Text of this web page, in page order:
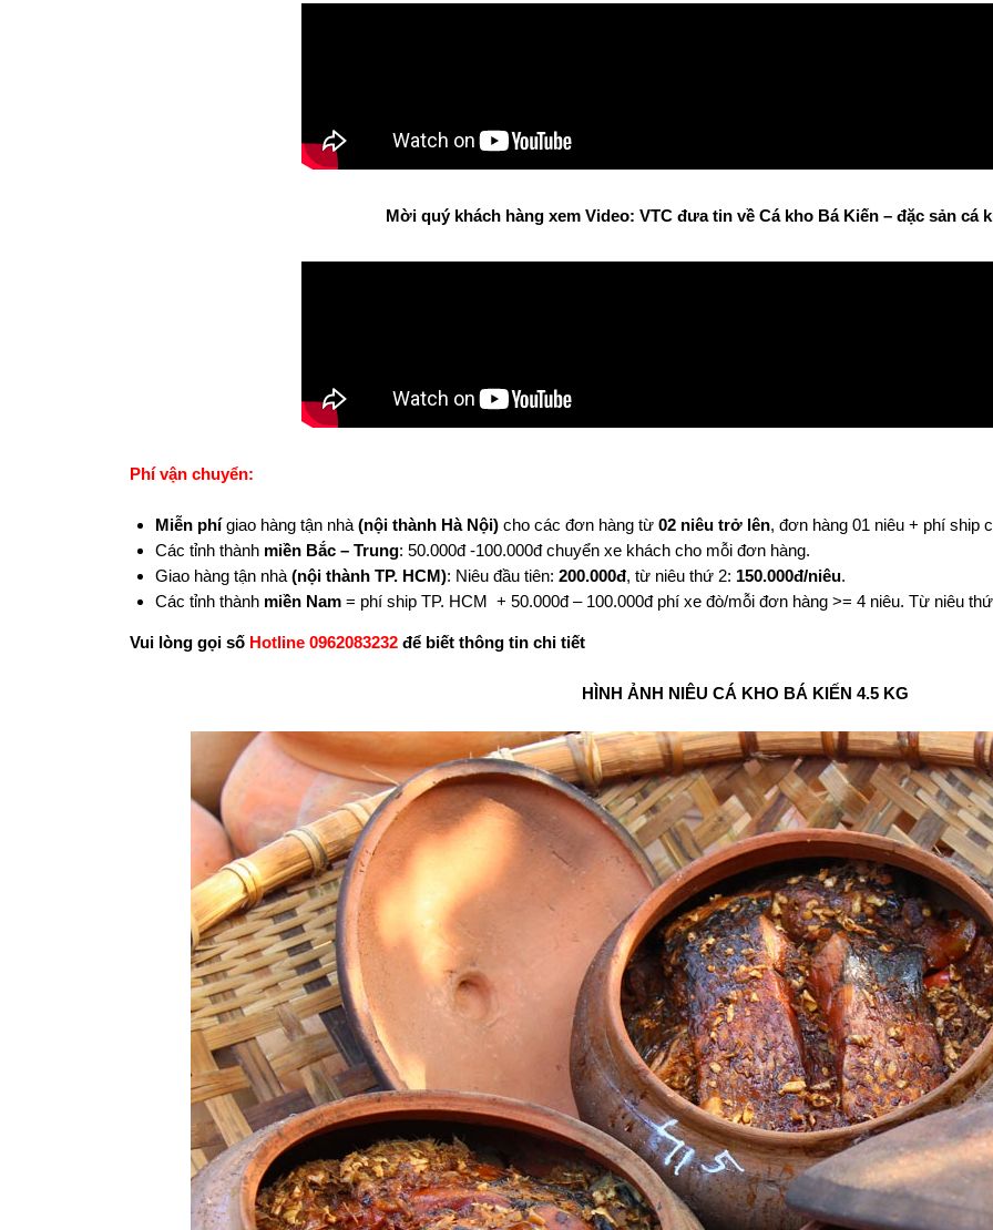
Mời quý khách hàng xem Video: VTC đưa tin về Cá kho Bá Kiến – đặc sản cá
Phí vận chuyển:
Miễn phígiao hàng tận nhà (nội thành Hà Nội) cho các đơn hàng từ 02 niêu trở lên, đơn hàng 01 niêu + phí ship
Các tỉnh thành miền Bắc – Trung: 50.000đ -100.000đ chuyển xe khách cho mỗi đơn hàng.
Giao hàng tận nhà (nội thành TP. HCM): Niêu đầu tiên: 200.000đ, từ niêu thứ 2: 150.000đ/niêu.
Các tỉnh thành miền Nam = phí ship TP. HCM + 50.000đ – 100.000đ phí xe đò/mỗi đơn hàng >= 4 niêu. Từ niêu
Vui lòng gọi số Hotline 0962083232 để biết thông tin chi tiết
HÌNH ẢNH NIÊU CÁ KHO BÁ KIẾN 4.5 KG